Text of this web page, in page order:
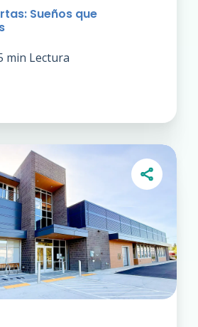
Sueños que
min Lectura